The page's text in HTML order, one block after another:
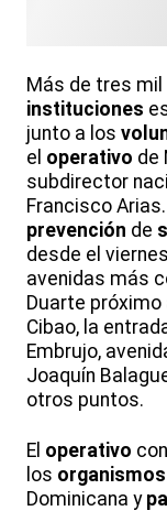
Más de tres
instituciones
junto a los
el operativo de
subdirector
Francisco
prevención de
desde el
avenidas más
Duarte próximo
Cibao, la
Embrujo,
Joaquín
otros puntos.
El operativo
los
Dominicana y